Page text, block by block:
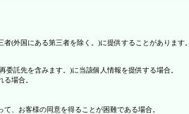
(外国にある第三者を除く。)に提供することがあります。
託先を含みます。)に当該個人情報を提供する場合。
場合。
、お客様の同意を得ることが困難である場合。